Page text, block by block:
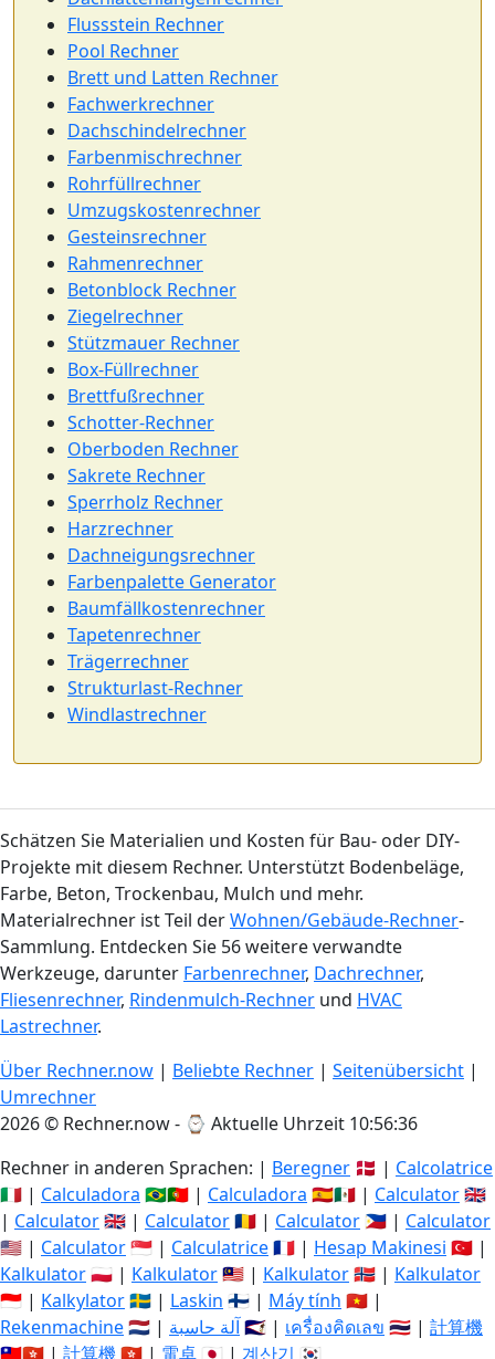
Flussstein Rechner
Pool Rechner
Brett und Latten Rechner
Fachwerkrechner
Dachschindelrechner
Farbenmischrechner
Rohrfüllrechner
Umzugskostenrechner
Gesteinsrechner
Rahmenrechner
Betonblock Rechner
Ziegelrechner
Stützmauer Rechner
Box-Füllrechner
Brettfußrechner
Schotter-Rechner
Oberboden Rechner
Sakrete Rechner
Sperrholz Rechner
Harzrechner
Dachneigungsrechner
Farbenpalette Generator
Baumfällkostenrechner
Tapetenrechner
Trägerrechner
Strukturlast-Rechner
Windlastrechner
Schätzen Sie Materialien und Kosten für Bau- oder DIY-
Projekte mit diesem Rechner. Unterstützt Bodenbeläge,
Farbe, Beton, Trockenbau, Mulch und mehr.
Materialrechner ist Teil derWohnen/Gebäude-Rechner-
Sammlung. Entdecken Sie 56 weitere verwandte
Werkzeuge, darunter Farbenrechner, Dachrechner,
Fliesenrechner, Rindenmulch-Rechner und HVAC
Lastrechner.
Über Rechner.now | Beliebte Rechner | Seitenübersicht |
Umrechner
2026 © Rechner.now - ⌚ Aktuelle Uhrzeit 10:56:36
Rechner in anderen Sprachen: | Beregner 🇩🇰 | Calcolatrice
🇮🇹 | Calculadora 🇧🇷🇵🇹 | Calculadora 🇪🇸🇲🇽 | Calculator🇬🇧
| Calculator🇬🇧 | Calculator🇷🇴 | Calculator 🇵🇭 | Calculator
🇺🇸 | Calculator🇸🇬 | Calculatrice🇫🇷 | Hesap Makinesi 🇹🇷 |
Kalkulator🇵🇱 | Kalkulator🇲🇾 | Kalkulator🇳🇴 | Kalkulator
🇮🇩 | Kalkylator🇸🇪 | Laskin 🇫🇮 | Máy tính 🇻🇳 |
Rekenmachine🇳🇱 | آلة حاسبة🇸🇦 | เครื่องคิดเลข 🇹🇭 | 計算機
🇹🇼🇭🇰 | 計算機🇭🇰 | 電卓 🇯🇵 | 계산기 🇰🇷